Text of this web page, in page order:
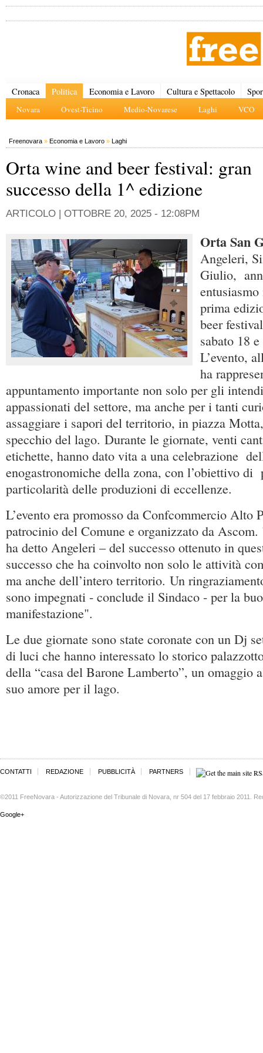
Cronaca Politica
Novara Ovest-Ticino Medio-Novarese Laghi VCO
Economia e Lavoro Cultura e Spettacolo
Freenovara » Economia e Lavoro » Laghi
Orta wine and beer festival: gran
successo della 1^ edizione
ARTICOLO | OTTOBRE 20, 2025 - 12:08PM
Orta San
Angeleri,
Giulio,
prima
beer
sabato 18
L’evento,
ha
appuntamento importante non solo per gli
appassionati del settore, ma anche per i tanti
assaggiare i sapori del territorio, in piazza
specchio del lago. Durante le giornate, venti
etichette, hanno dato vita a una celebrazione
enogastronomiche della zona, con l’obiettivo di
particolarità delle produzioni di eccellenze.
L’evento era promosso da Confcommercio Alto
patrocinio del Comune e organizzato da
ha detto Angeleri – del successo ottenuto in
successo che ha coinvolto non solo le attività
ma anche dell’intero territorio. Un
sono impegnati - conclude il Sindaco - per la
manifestazione".
Le due giornate sono state coronate con un Dj
di luci che hanno interessato lo storico
della “casa del Barone Lamberto”, un omaggio
suo amore per il lago.
CONTATTI REDAZIONE PUBBLICITÀ PARTNERS
©2011 FreeNovara - Autorizzazione del Tribunale di Novara, nr 504 del 17 febbraio 2011.
Google+